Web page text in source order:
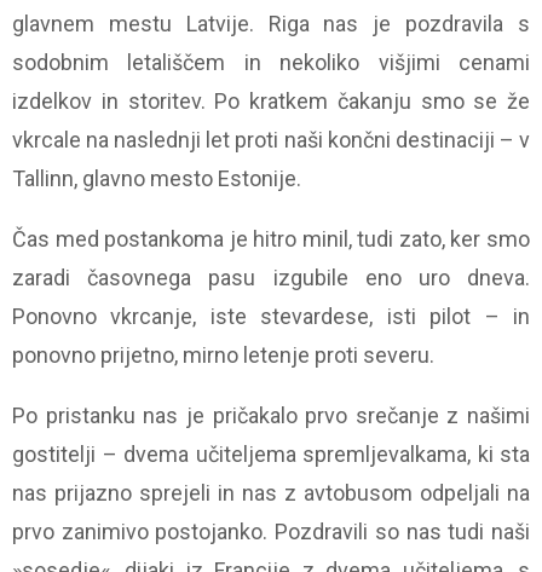
glavnem mestu Latvije. Riga nas je pozdravila s
sodobnim letališčem in nekoliko višjimi cenami
izdelkov in storitev. Po kratkem čakanju smo se že
vkrcale na naslednji let proti naši končni destinaciji – v
Tallinn, glavno mesto Estonije.
Čas med postankoma je hitro minil, tudi zato, ker smo
zaradi časovnega pasu izgubile eno uro dneva.
Ponovno vkrcanje, iste stevardese, isti pilot – in
ponovno prijetno, mirno letenje proti severu.
Po pristanku nas je pričakalo prvo srečanje z našimi
gostitelji – dvema učiteljema spremljevalkama, ki sta
nas prijazno sprejeli in nas z avtobusom odpeljali na
prvo zanimivo postojanko. Pozdravili so nas tudi naši